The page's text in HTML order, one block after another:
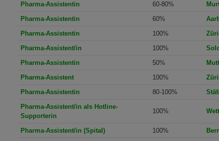
Pharma-Assistentin
60-80%
Pharma-Assistentin
60%
Pharma-Assistentin
100%
Pharma-Assistent/in
100%
Pharma-Assistentin
50%
Pharma-Assistent
100%
Pharma-Assistentin
80-100%
Pharma-Assistent/in als Hotline-
Supporterin
100%
Pharma-Assistent/in (Spital) 100%